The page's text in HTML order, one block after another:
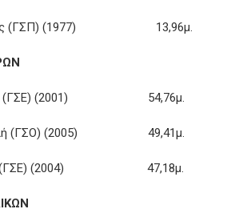
(ΓΣΠ) (1977) 13,96μ.
(ΓΣΕ) (2001) 54,76μ.
(ΓΣΟ) (2005) 49,41μ.
(ΓΣΕ) (2004) 47,18μ.